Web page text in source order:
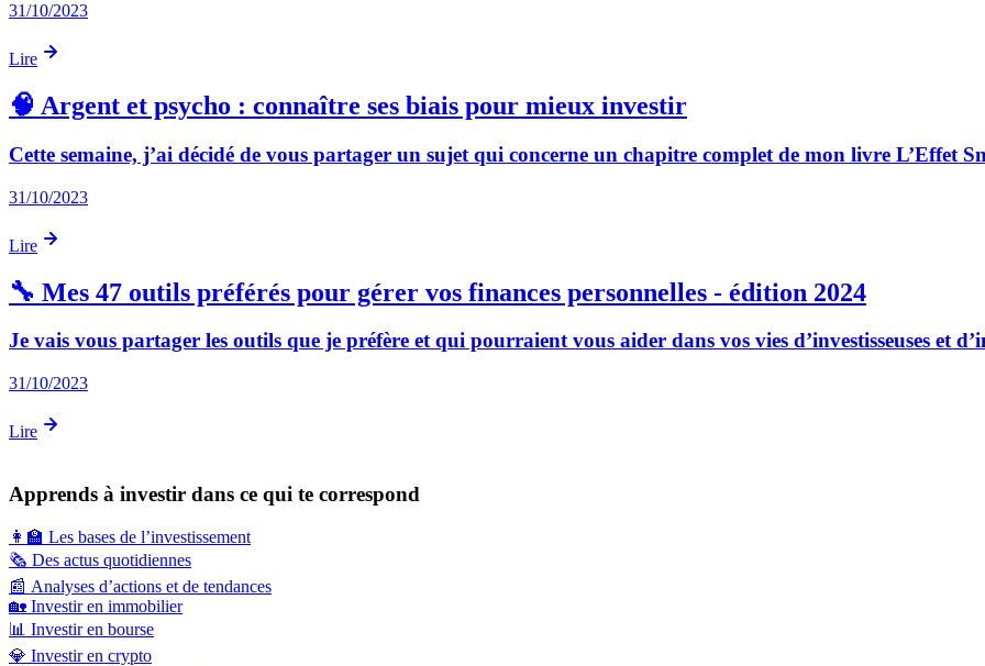
31/10/2023
Lire
🧠 Argent et psycho : connaître ses biais pour mieux investir
Cette semaine, j’ai décidé de vous partager un sujet qui concerne un chapitre complet de mon livre L’Effet
31/10/2023
Lire
🔧 Mes 47 outils préférés pour gérer vos finances personnelles - édition 2024
Je vais vous partager les outils que je préfère et qui pourraient vous aider dans vos vies d’investisseuses et
31/10/2023
Lire
Apprends à investir dans ce qui te correspond
👩‍🏫 Les bases de l’investissement
🗞️ Des actus quotidiennes
📰 Analyses d’actions et de tendances
🏡 Investir en immobilier
📊 Investir en bourse
💎 Investir en crypto